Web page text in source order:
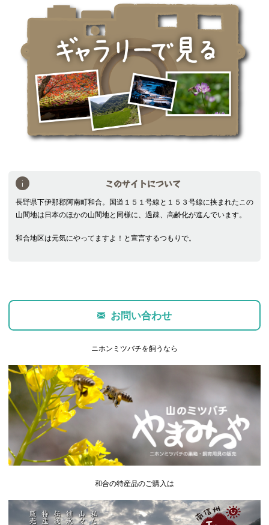
このサイトについて
長野県下伊那郡阿南町和合。国道１５１号線と１５３号線に挟まれたこの
山間地は日本のほかの山間地と同様に、過疎、高齢化が進んでいます。
和合地区は元気にやってますよ！と宣言するつもりで。
お問い合わせ
ニホンミツバチを飼うなら
和合の特産品のご購入は